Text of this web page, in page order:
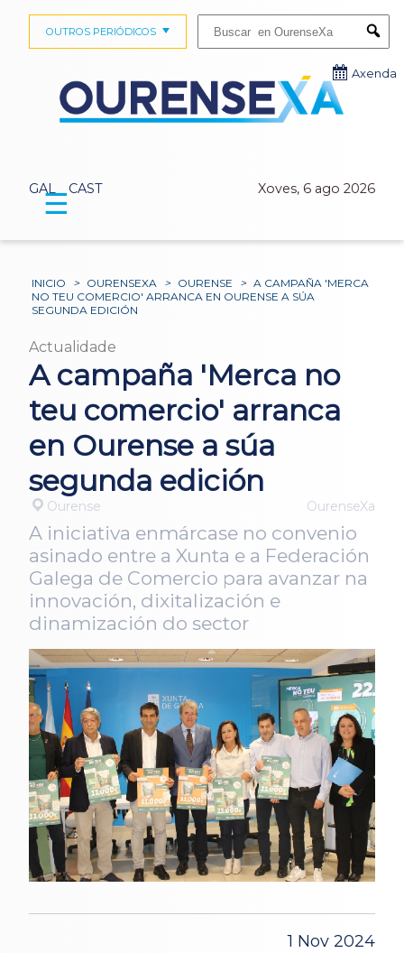
GAL CAST Xoves, 6 ago 2026
OUTROS PERIÓDICOS
Axenda
☰
INICIO > OURENSEXA > OURENSE > A CAMPAÑA 'MERCA
NO TEU COMERCIO' ARRANCA EN OURENSE A SÚA
SEGUNDA EDICIÓN
Actualidade
A campaña 'Merca no
teu comercio' arranca
en Ourense a súa
segunda edición
Ourense OurenseXa
A iniciativa enmárcase no convenio
asinado entre a Xunta e a Federación
Galega de Comercio para avanzar na
innovación, dixitalización e
dinamización do sector
1 Nov 2024